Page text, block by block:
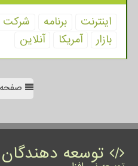
اینترنت برنامه شركت
بازار
آمریكا آنلاین
صفحه
توسعه دهندگان